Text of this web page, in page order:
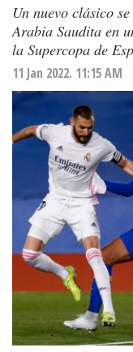
Un nuevo clásico
Arabia Saudita en
la Supercopa de
11 Jan 2022. 11:15 AM